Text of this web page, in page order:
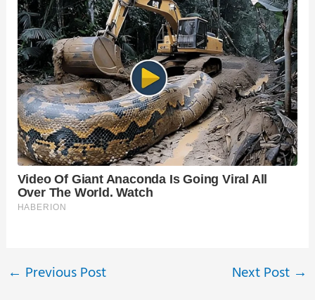
← Previous Post Next Post →